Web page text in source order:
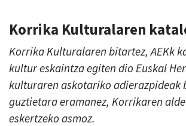
Korrika Kulturalaren
Korrika Kulturalaren bitartez, AEKk
kultur eskaintza egiten dio Euskal
kulturaren askotariko adierazpideak
guztietara eramanez, Korrikaren
eskertzeko asmoz.